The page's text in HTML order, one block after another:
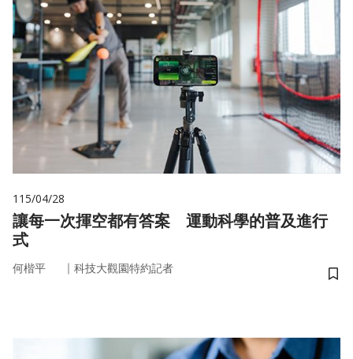
115/04/28
讓每一次揮空都有答案 運動科學的普及進行
式
何楷平 ｜ 科技大觀園特約記者
儲